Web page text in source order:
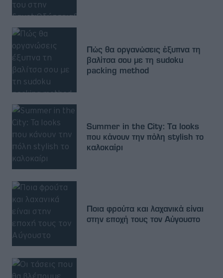
Πώς θα οργανώσεις έξυπνα τη
βαλίτσα σου με τη sudoku
packing method
Summer in the City: Τα looks
που κάνουν την πόλη stylish το
καλοκαίρι
Ποια φρούτα και λαχανικά είναι
στην εποχή τους τον Αύγουστο